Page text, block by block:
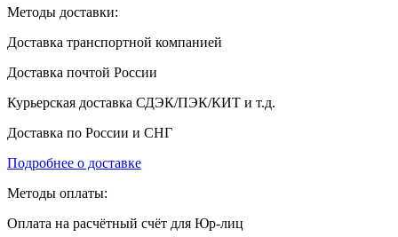
Методы доставки:
Доставка транспортной компанией
Доставка почтой России
Курьерская доставка СДЭК/ПЭК/КИТ и т.д.
Доставка по России и СНГ
Подробнее о доставке
Методы оплаты:
Оплата на расчётный счёт для Юр-лиц